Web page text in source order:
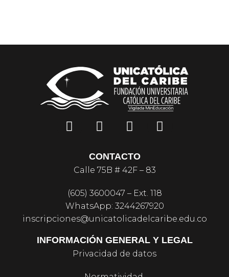
CONTACTO
Calle 75B # 42F – 83
(605) 3600047 – Ext. 118
WhatsApp: 3244267920
inscripciones@unicatolicadelcaribe.edu.co
INFORMACIÓN GENERAL Y LEGAL
Privacidad de datos